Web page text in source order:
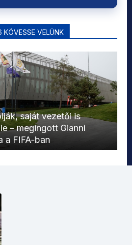
VELÜNK
saját vezetői is
– megingott Gianni
a FIFA-ban